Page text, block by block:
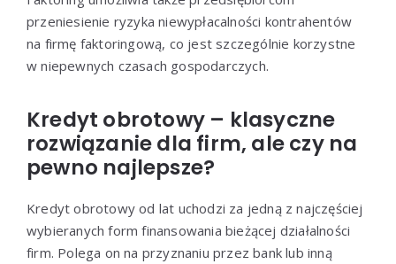
przeniesienie ryzyka niewypłacalności kontrahentów
na firmę faktoringową, co jest szczególnie korzystne
w niepewnych czasach gospodarczych.
Kredyt obrotowy – klasyczne
rozwiązanie dla firm, ale czy na
pewno najlepsze?
Kredyt obrotowy od lat uchodzi za jedną z najczęściej
wybieranych form finansowania bieżącej działalności
firm. Polega on na przyznaniu przez bank lub inną